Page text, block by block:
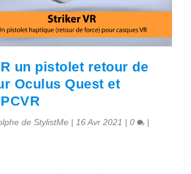
un pistolet retour de
Oculus Quest et
de StylistMe |16 Avr 2021 |0 |